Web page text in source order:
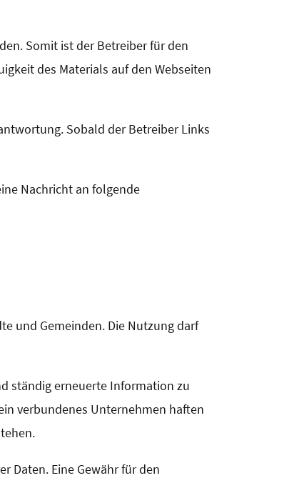
Somit ist der Betreiber für den
des Materials auf den Webseiten
Sobald der Betreiber Links
Nachricht an folgende
und Gemeinden. Die Nutzung darf
ständig erneuerte Information zu
verbundenes Unternehmen haften
Daten. Eine Gewähr für den